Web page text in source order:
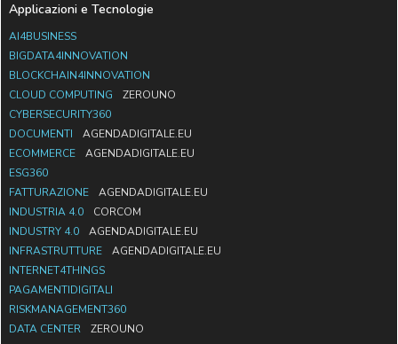
Applicazioni e Tecnologie
AI4BUSINESS
BIGDATA4INNOVATION
BLOCKCHAIN4INNOVATION
CLOUD COMPUTING
ZEROUNO
CYBERSECURITY360
DOCUMENTI
AGENDADIGITALE.EU
ECOMMERCE
AGENDADIGITALE.EU
ESG360
FATTURAZIONE
AGENDADIGITALE.EU
INDUSTRIA 4.0
CORCOM
INDUSTRY 4.0
AGENDADIGITALE.EU
INFRASTRUTTURE
AGENDADIGITALE.EU
INTERNET4THINGS
PAGAMENTIDIGITALI
RISKMANAGEMENT360
DATA CENTER
ZEROUNO